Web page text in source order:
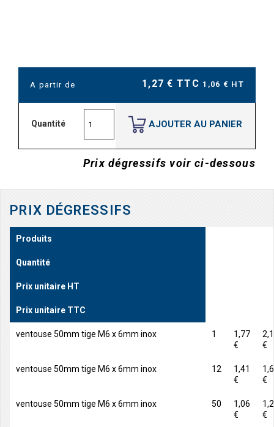
A partir de 1,27 € TTC 1,06 € HT
Quantité AJOUTER AU PANIER
Prix dégressifs voir ci-dessous
PRIX DÉGRESSIFS
Produits
Quantité
Prix unitaire HT
Prix unitaire TTC
ventouse 50mm tige M6 x 6mm inox 1
1,77
€
€
ventouse 50mm tige M6 x 6mm inox 12
1,41
€
€
ventouse 50mm tige M6 x 6mm inox 50
1,06
€
€